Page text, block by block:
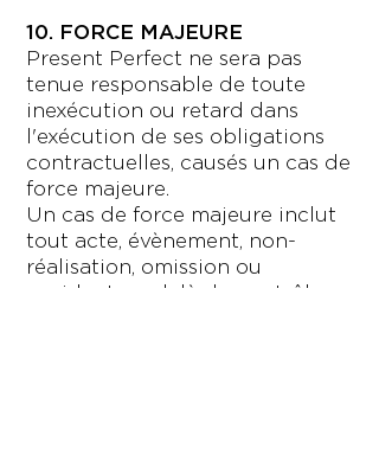
10. FORCE MAJEURE
Present Perfect ne sera pas
tenue responsable de toute
inexécution ou retard dans
l'exécution de ses obligations
contractuelles, causés un cas de
force majeure.
Un cas de force majeure inclut
tout acte, évènement, non-
réalisation, omission ou
accident au-delà du contrôle